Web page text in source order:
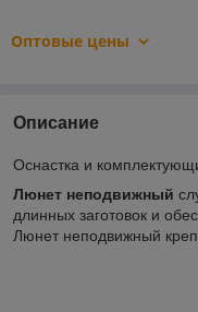
Оптовые цены
Описание
Оснастка и
Люнет неподвижный
длинных заготовок и
Люнет неподвижный